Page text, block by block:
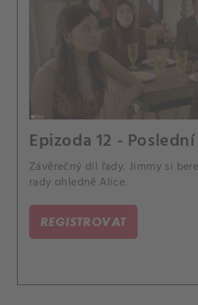
Epizoda 12 -
Závěrečný díl řady. Jimmy si
rady ohledně Alice.
REGISTROVAT